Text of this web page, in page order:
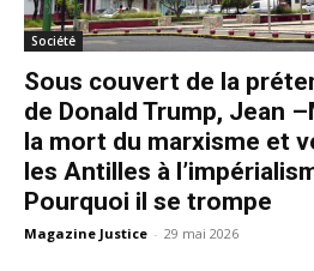
Société
Sous couvert de la
de Donald Trump, Jean
la mort du marxisme et
les Antilles à
Pourquoi il se trompe
Magazine Justice - 29 mai 2026